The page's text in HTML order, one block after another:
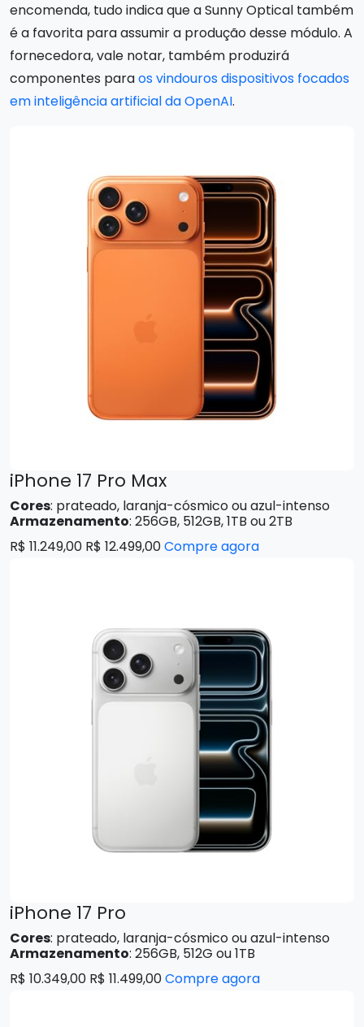
encomenda, tudo indica que a Sunny Optical também
é a favorita para assumir a produção desse módulo. A
fornecedora, vale notar, também produzirá
componentes paraos vindouros dispositivos focados
em inteligência artificial da OpenAI.
iPhone 17 Pro Max
Cores: prateado, laranja-cósmico ou azul-intenso
Armazenamento: 256GB, 512GB, 1TB ou 2TB
R$ 11.249,00 R$ 12.499,00Compre agora
iPhone 17 Pro
Cores: prateado, laranja-cósmico ou azul-intenso
Armazenamento: 256GB, 512G ou 1TB
R$ 10.349,00 R$ 11.499,00Compre agora